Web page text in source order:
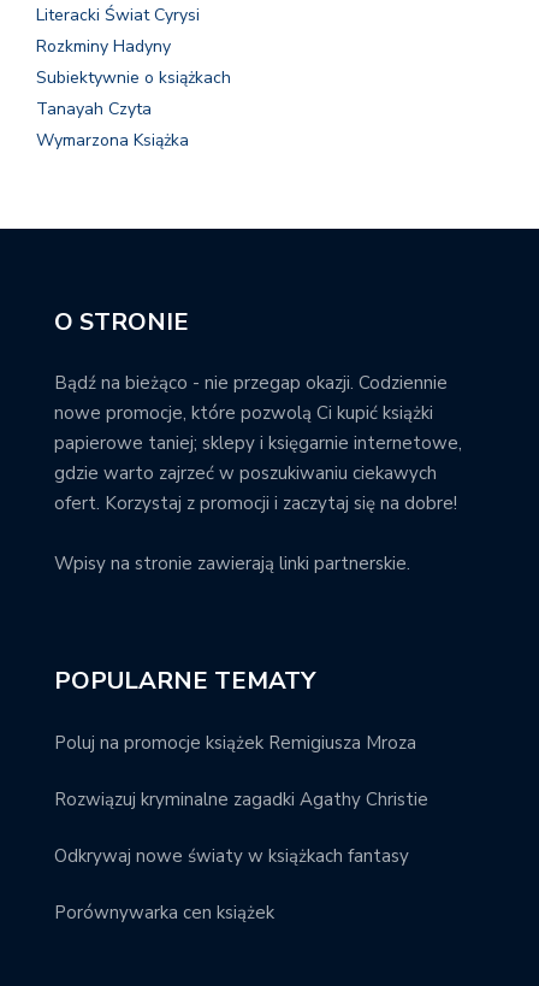
Literacki Świat Cyrysi
Rozkminy Hadyny
Subiektywnie o książkach
Tanayah Czyta
Wymarzona Książka
O STRONIE
Bądź na bieżąco - nie przegap okazji. Codziennie
nowe promocje, które pozwolą Ci kupić książki
papierowe taniej; sklepy i księgarnie internetowe,
gdzie warto zajrzeć w poszukiwaniu ciekawych
ofert. Korzystaj z promocji i zaczytaj się na dobre!
Wpisy na stronie zawierają linki partnerskie.
POPULARNE TEMATY
Poluj na promocje książek Remigiusza Mroza
Rozwiązuj kryminalne zagadki Agathy Christie
Odkrywaj nowe światy w książkach fantasy
Porównywarka cen książek